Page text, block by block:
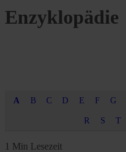
Enzyklopädie
A B C D E F G
R S T
1 Min Lesezeit